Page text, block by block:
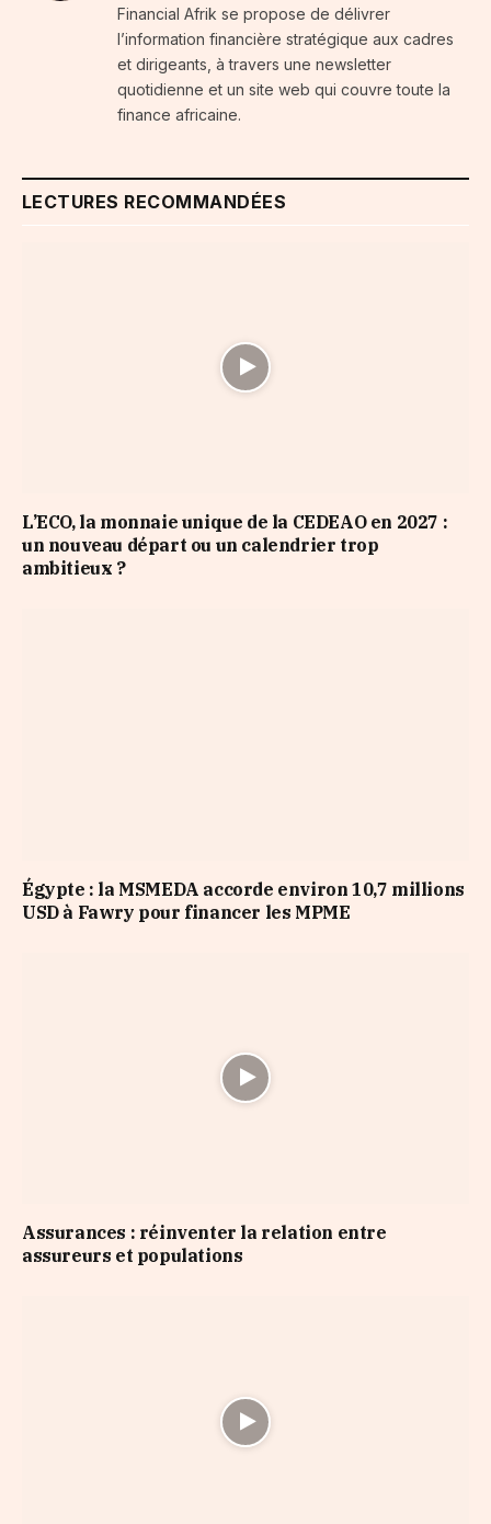
Financial Afrik se propose de délivrer
l’information financière stratégique aux cadres
et dirigeants, à travers une newsletter
quotidienne et un site web qui couvre toute la
finance africaine.
LECTURES RECOMMANDÉES
L’ECO, la monnaie unique de la CEDEAO en 2027 :
un nouveau départ ou un calendrier trop
ambitieux ?
Égypte : la MSMEDA accorde environ 10,7 millions
USD à Fawry pour financer les MPME
Assurances : réinventer la relation entre
assureurs et populations